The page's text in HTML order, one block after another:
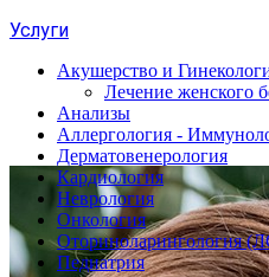
Услуги
Акушерство и
Лечение женского
Анализы
Аллергология -
Дерматовенерология
Кардиология
Неврология
Онкология
Оториноларингология
Педиатрия